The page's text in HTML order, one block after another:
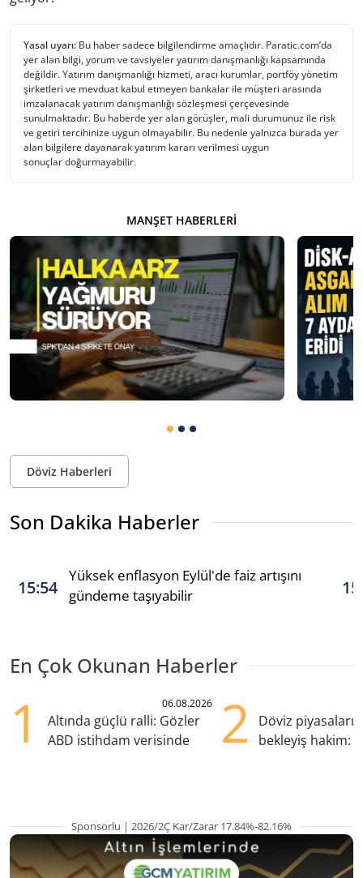
Yasal uyarı: Bu haber sadece bilgilendirme amaçlıdır. Paratic.com’da
yer alan bilgi, yorum ve tavsiyeler yatırım danışmanlığı kapsamında
değildir. Yatırım danışmanlığı hizmeti, aracı kurumlar, portföy yönetim
şirketleri ve mevduat kabul etmeyen bankalar ile müşteri arasında
imzalanacak yatırım danışmanlığı sözleşmesi çerçevesinde
sunulmaktadır. Bu haberde yer alan görüşler, mali durumunuz ile risk
ve getiri tercihinize uygun olmayabilir. Bu nedenle yalnızca burada yer
alan bilgilere dayanarak yatırım kararı verilmesi uygun
sonuçlar doğurmayabilir.
MANŞET HABERLERI
Döviz Haberleri
Son Dakika Haberler
15:54
Yüksek enflasyon Eylül'de faiz artışını
gündeme taşıyabilir
En Çok Okunan Haberler
1 06.08.2026
Altında güçlü ralli: Gözler
ABD istihdam verisinde
2
Döviz
bekleyiş hakim:
Sponsorlu | 2026/2Ç Kar/Zarar 17.84%-82.16%